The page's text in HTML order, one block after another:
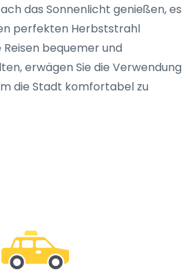
das Sonnenlicht genießen, es
perfekten Herbststrahl
bequemer und
erwägen Sie die Verwendung
die Stadt komfortabel zu